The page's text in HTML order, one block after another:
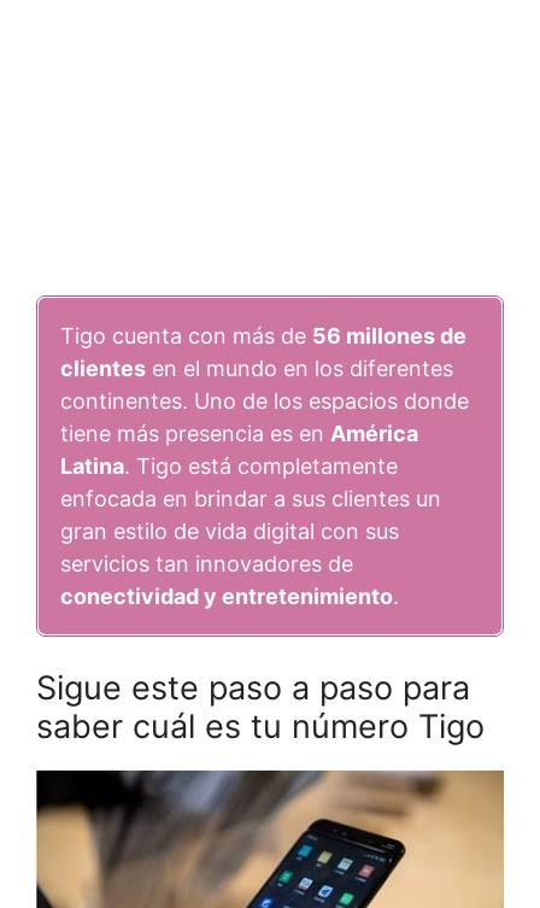
Tigo cuenta con más de 56 millones de
clientes en el mundo en los diferentes
continentes. Uno de los espacios donde
tiene más presencia es en América
Latina. Tigo está completamente
enfocada en brindar a sus clientes un
gran estilo de vida digital con sus
servicios tan innovadores de
conectividad y entretenimiento.
Sigue este paso a paso para
saber cuál es tu número Tigo